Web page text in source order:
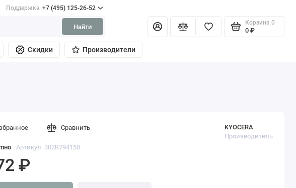
Поддержка +7 (495) 125-26-52
Найти
Корзина 0
0 ₽
Скидки Производители
Артикул: 302R794150
KYOCERA
Производитель
₽
Сравнить